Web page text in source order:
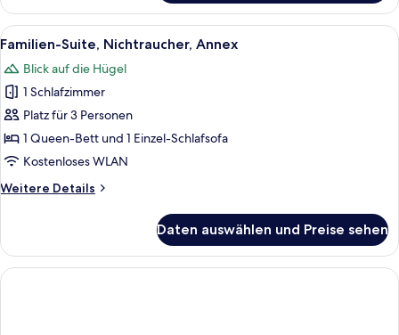
Nichtraucher,
Annex
Alle
Fotos
für
Familien-
Suite,
Nichtraucher,
Annex
Ein modernes Schlafzimmer mit
12
Familien-Suite, Nichtraucher, Annex
Blick auf die Hügel
1 Schlafzimmer
Platz für 3 Personen
1 Queen-Bett und 1 Einzel-Schlafsofa
Kostenloses WLAN
Weitere Details
Weitere
Suite,
Nichtraucher,
Annex
Daten auswählen und Preise sehen